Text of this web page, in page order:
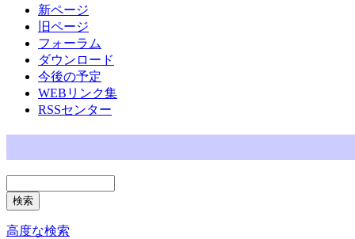
新ページ
旧ページ
フォーラム
ダウンロード
今後の予定
WEBリンク集
RSSセンター
高度な検索